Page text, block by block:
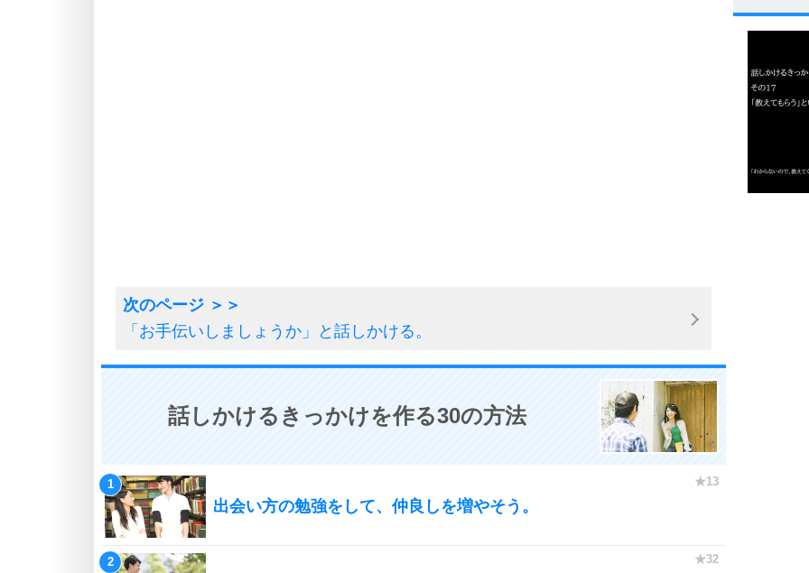
「お手伝いしましょうか」と話しかける。
話しかけるきっかけを作る30の方法
出会い方の勉強をして、仲良しを増やそう。
1
3